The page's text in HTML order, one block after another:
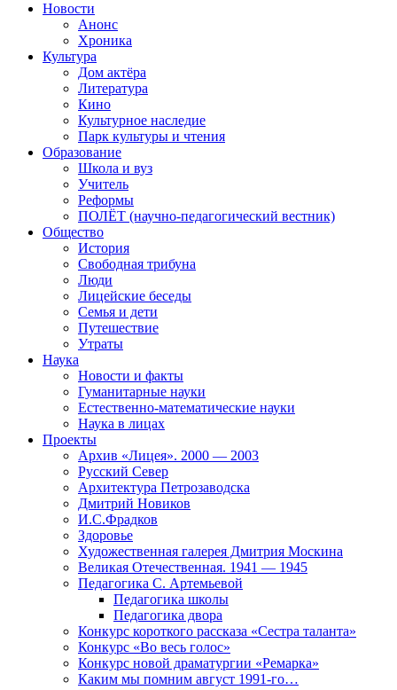
Новости
Анонс
Хроника
Культура
Дом актёра
Литература
Кино
Культурное наследие
Парк культуры и чтения
Образование
Школа и вуз
Учитель
Реформы
ПОЛЁТ (научно-педагогический вестник)
Общество
История
Свободная трибуна
Люди
Лицейские беседы
Семья и дети
Путешествие
Утраты
Наука
Новости и факты
Гуманитарные науки
Естественно-математические науки
Наука в лицах
Проекты
Архив «Лицея». 2000 — 2003
Русский Север
Архитектура Петрозаводска
Дмитрий Новиков
И.С.Фрадков
Здоровье
Художественная галерея Дмитрия Москина
Великая Отечественная. 1941 — 1945
Педагогика С. Артемьевой
Педагогика школы
Педагогика двора
Конкурс короткого рассказа «Сестра таланта»
Конкурс «Во весь голос»
Конкурс новой драматургии «Ремарка»
Каким мы помним август 1991-го…